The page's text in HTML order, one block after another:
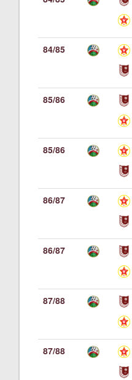
84/85
85/86
85/86
86/87
86/87
87/88
87/88